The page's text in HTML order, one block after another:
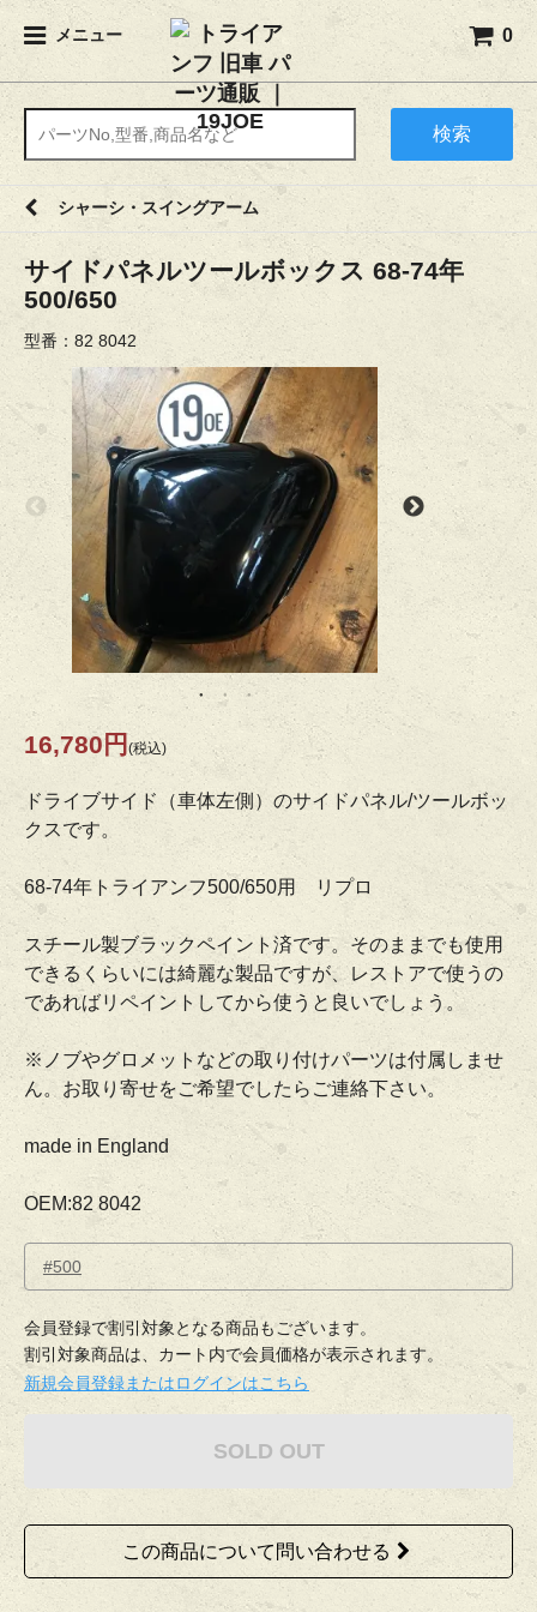
メニュー 0
検索
シャーシ・スイングアーム
サイドパネルツールボックス 68-74年
500/650
型番：82 8042
16,780円 (税込)
ドライブサイド（車体左側）のサイドパネル/ツールボッ
クスです。
68-74年トライアンフ500/650用 リプロ
スチール製ブラックペイント済です。そのままでも使用
できるくらいには綺麗な製品ですが、レストアで使うの
であればリペイントしてから使うと良いでしょう。
※ノブやグロメットなどの取り付けパーツは付属しませ
ん。お取り寄せをご希望でしたらご連絡下さい。
made in England
OEM:82 8042
#500
会員登録で割引対象となる商品もございます。
割引対象商品は、カート内で会員価格が表示されます。
新規会員登録またはログインはこちら
SOLD OUT
この商品について問い合わせる